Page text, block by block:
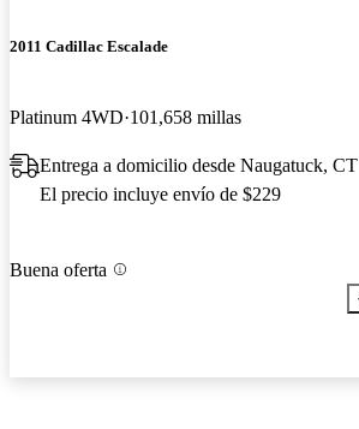
2011 Cadillac Escalade
Platinum 4WD 101,658 millas
Entrega a domicilio desde Naugatuck, CT
El precio incluye envío de $229
Buena oferta